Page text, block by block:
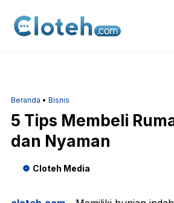
Beranda • Bisnis
5 Tips Membeli
dan Nyaman
Cloteh Media